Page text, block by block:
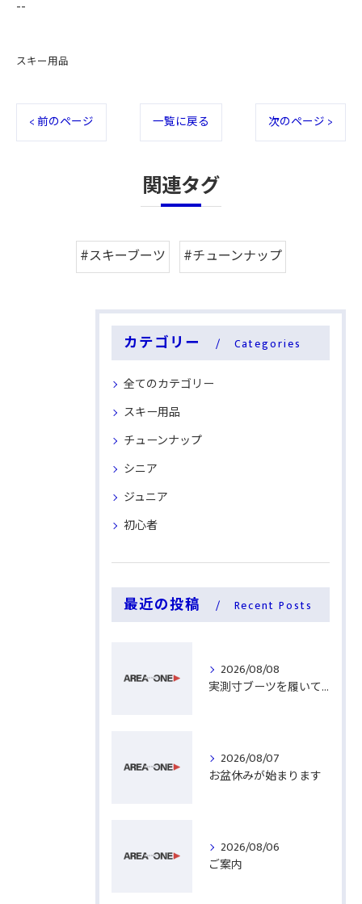
--
スキー用品
< 前のページ 一覧に戻る 次のページ >
関連タグ
#スキーブーツ #チューンナップ
カテゴリー Categories
全てのカテゴリー
スキー用品
チューンナップ
シニア
ジュニア
初心者
最近の投稿 Recent Posts
2026/08/08
実測寸ブーツを履いてみる
2026/08/07
お盆休みが始まります
2026/08/06
ご案内